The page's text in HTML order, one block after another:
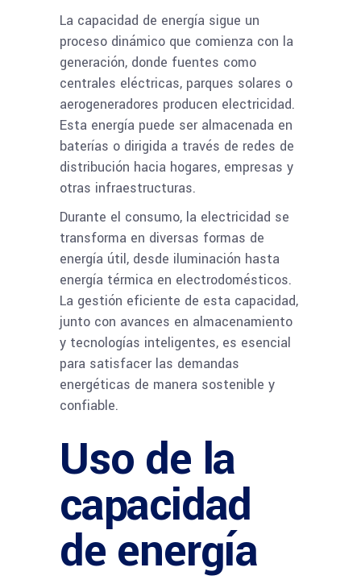
La capacidad de energía sigue un
proceso dinámico que comienza con la
generación, donde fuentes como
centrales eléctricas, parques solares o
aerogeneradores producen electricidad.
Esta energía puede ser almacenada en
baterías o dirigida a través de redes de
distribución hacia hogares, empresas y
otras infraestructuras.
Durante el consumo, la electricidad se
transforma en diversas formas de
energía útil, desde iluminación hasta
energía térmica en electrodomésticos.
La gestión eficiente de esta capacidad,
junto con avances en almacenamiento
y tecnologías inteligentes, es esencial
para satisfacer las demandas
energéticas de manera sostenible y
confiable.
Uso de la
capacidad
de energía